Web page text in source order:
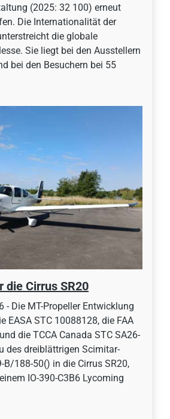
(2025: 32 100) erneut
Die Internationalität der
die globale
Sie liegt bei den Ausstellern
bei den Besuchern bei 55
die Cirrus SR20
- Die MT-Propeller Entwicklung
EASA STC 10088128, die FAA
die TCCA Canada STC SA26-
des dreiblättrigen Scimitar-
B/188-50() in die Cirrus SR20,
IO-390-C3B6 Lycoming